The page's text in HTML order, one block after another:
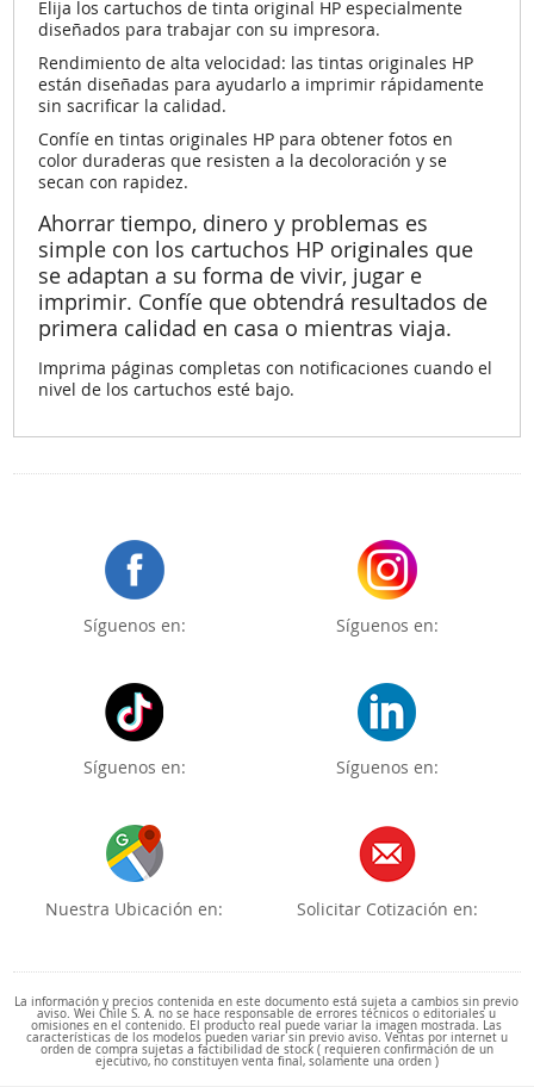
Elija los cartuchos de tinta original HP especialmente
diseñados para trabajar con su impresora.
Rendimiento de alta velocidad: las tintas originales HP
están diseñadas para ayudarlo a imprimir rápidamente
sin sacrificar la calidad.
Confíe en tintas originales HP para obtener fotos en
color duraderas que resisten a la decoloración y se
secan con rapidez.
Ahorrar tiempo, dinero y problemas es
simple con los cartuchos HP originales que
se adaptan a su forma de vivir, jugar e
imprimir. Confíe que obtendrá resultados de
primera calidad en casa o mientras viaja.
Imprima páginas completas con notificaciones cuando el
nivel de los cartuchos esté bajo.
Síguenos en: Síguenos en:
Síguenos en: Síguenos en:
Nuestra Ubicación en: Solicitar Cotización en:
La información y precios contenida en este documento está sujeta a cambios sin previo
aviso. Wei Chile S. A. no se hace responsable de errores técnicos o editoriales u
omisiones en el contenido. El producto real puede variar la imagen mostrada. Las
características de los modelos pueden variar sin previo aviso. Ventas por internet u
orden de compra sujetas a factibilidad de stock ( requieren confirmación de un
ejecutivo, no constituyen venta final, solamente una orden )